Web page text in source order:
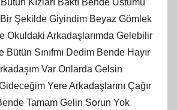
Bir Şekilde Giyindim Beyaz Gömlek
Okuldaki Arkadaşlarımda Gelebilir
Sınıfmı Dedim Bende Hayır
Var Onlarda Gelsin
Yere Arkadaşlarını Çağır
Tamam Gelin Sorun Yok